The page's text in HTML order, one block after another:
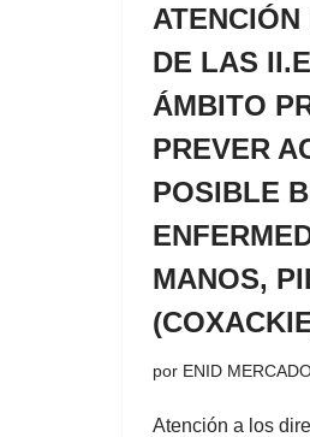
DE LAS
ÁMBITO
PREVER
POSIBLE
MANOS,
por ENID
Atención a los